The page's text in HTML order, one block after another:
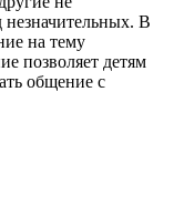
незначительных. В
на тему
позволяет детям
общение с